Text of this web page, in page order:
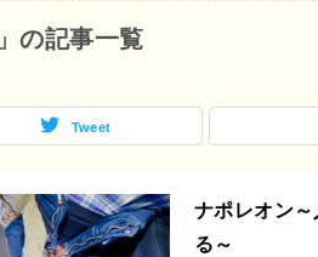
の記事一覧
Tweet
ナポレオン
る～